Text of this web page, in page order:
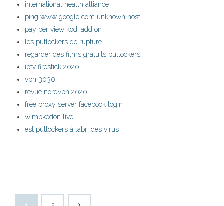
international health alliance
ping www google com unknown host
pay per view kodi add on
les putlockers de rupture
regarder des films gratuits putlockers
iptv firestick 2020
vpn 3030
revue nordvpn 2020
free proxy server facebook login
wimbkedon live
est putlockers à labri des virus